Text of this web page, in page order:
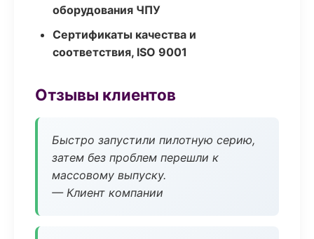
оборудования ЧПУ
Сертификаты качества и
соответствия, ISO 9001
Отзывы клиентов
Быстро запустили пилотную серию,
затем без проблем перешли к
массовому выпуску.
— Клиент компании